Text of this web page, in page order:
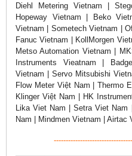
Diehl Metering Vietnam |
Hopeway Vietnam | Beko
Vietnam | Sometech Vietnam |
Fanuc Vietnam | KollMorgen
Metso Automation Vietnam |
Instruments Vieatnam |
Vietnam | Servo Mitsubishi
Flow Meter Việt Nam | Thermo
Klinger Việt Nam | HK
Lika Viet Nam | Setra Viet
Nam | Mindmen Vietnam | Airtac